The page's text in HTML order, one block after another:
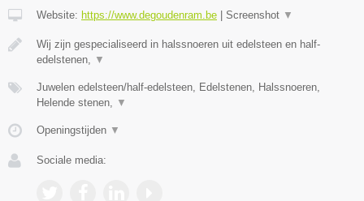
Website: https://www.degoudenram.be Screenshot ▼
Wij zijn gespecialiseerd in halssnoeren uit edelsteen en half-
edelstenen, ▼
Juwelen edelsteen/half-edelsteen, Edelstenen, Halssnoeren,
Helende stenen, ▼
Openingstijden ▼
Sociale media: